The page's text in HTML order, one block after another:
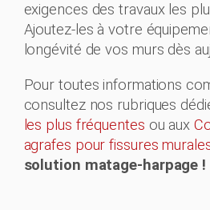
exigences des travaux les
Ajoutez-les à votre
longévité de vos murs dès
Pour toutes informations
consultez nos rubriques
les plus fréquentes ou aux
agrafes pour fissures
solution matage-harpage !